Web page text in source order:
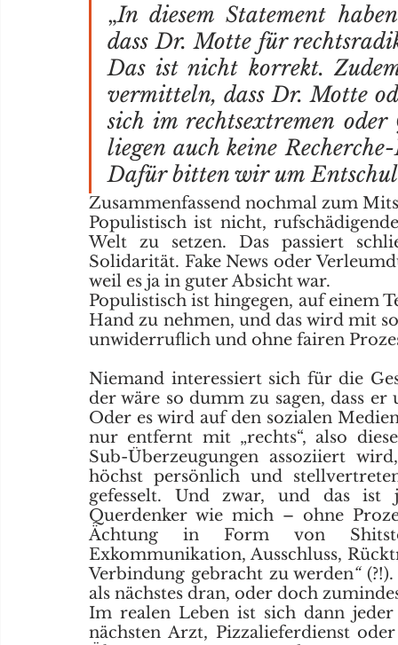
„In diesem Statement
dass Dr. Motte für
Das ist nicht korrekt.
vermitteln, dass Dr. Motte
sich im rechtsextremen
liegen auch keine
Dafür bitten wir um
Zusammenfassend nochmal zum
Populistisch ist nicht,
Welt zu setzen. Das passiert
Solidarität. Fake News oder
weil es ja in guter Absicht war.
Populistisch ist hingegen, auf einem
Hand zu nehmen, und das wird mit
unwiderruflich und ohne fairen
Niemand interessiert sich für die
der wäre so dumm zu sagen, dass
Oder es wird auf den sozialen
nur entfernt mit „rechts“, also
Sub-Überzeugungen assoziiert
höchst persönlich und
gefesselt. Und zwar, und das ist
Querdenker wie mich – ohne
Ächtung in Form von
Exkommunikation, Ausschluss,
Verbindung gebracht zu werden“
als nächstes dran, oder doch
Im realen Leben ist sich dann
nächsten Arzt, Pizzalieferdienst